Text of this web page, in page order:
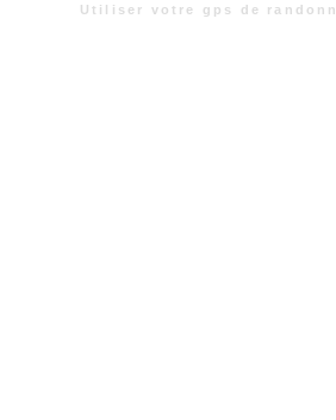
Utiliser votre gps de